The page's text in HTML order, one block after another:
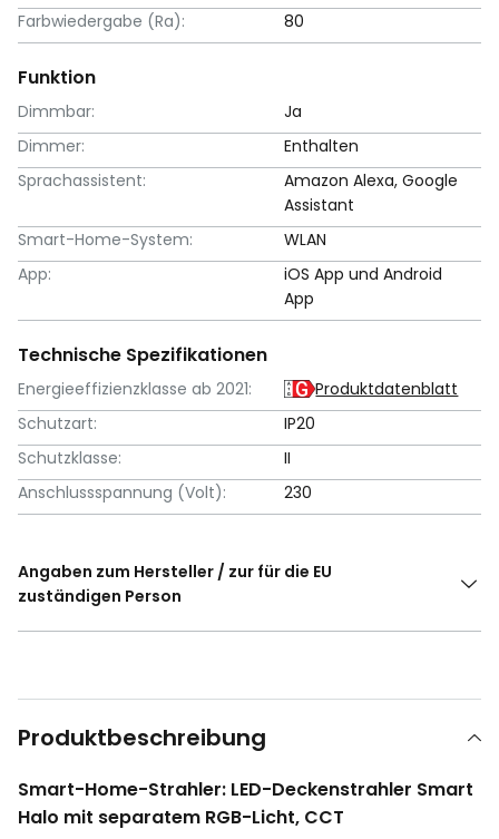
Farbwiedergabe (Ra): 80
Funktion
Dimmbar:
Ja
Dimmer:
Enthalten
Sprachassistent:
Amazon Alexa, Google
Assistant
Smart-Home-System:
WLAN
App:
iOS App und Android
App
Technische Spezifikationen
Energieeffizienzklasse ab 2021:
Produktdatenblatt
Schutzart:
IP20
Schutzklasse:
II
Anschlussspannung (Volt):
230
Angaben zum Hersteller / zur für die EU
zuständigen Person
Produktbeschreibung
Smart-Home-Strahler: LED-Deckenstrahler Smart
Halo mit separatem RGB-Licht, CCT